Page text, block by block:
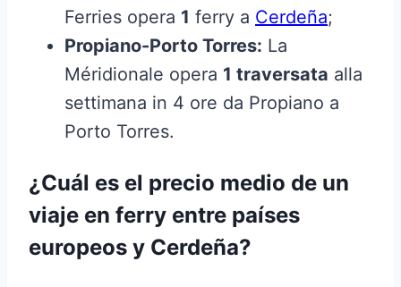
Ferries opera 1 ferry a Cerdeña;
Propiano-Porto Torres: La
Méridionale opera 1 traversata alla
settimana in 4 ore da Propiano a
Porto Torres.
¿Cuál es el precio medio de un
viaje en ferry entre países
europeos y Cerdeña?